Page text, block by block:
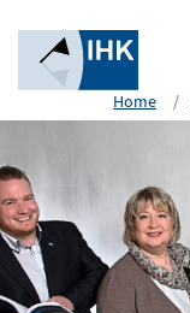
Home